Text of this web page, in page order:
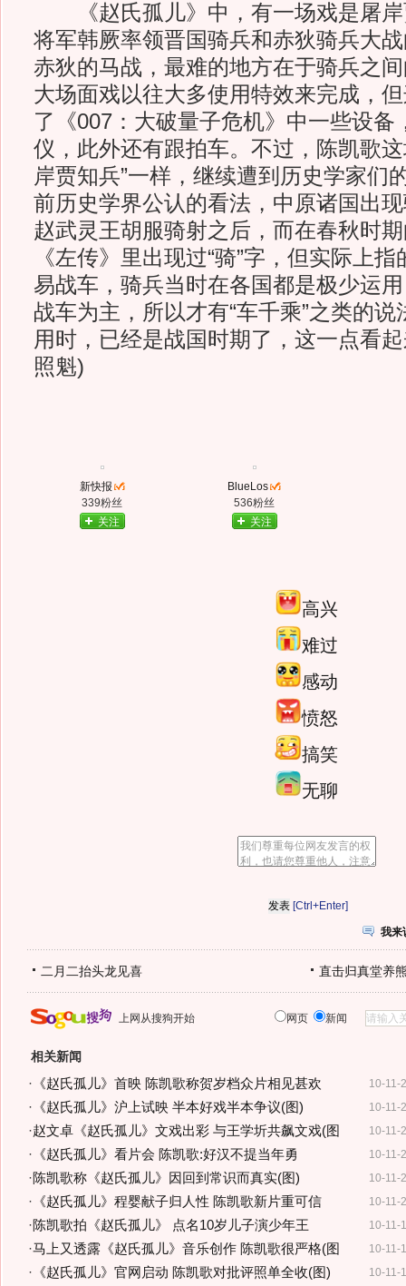
《赵氏孤儿》中，有一场戏是屠岸
将军韩厥率领晋国骑兵和赤狄骑兵大
赤狄的马战，最难的地方在于骑兵之
大场面戏以往大多使用特效来完成，
了《007：大破量子危机》中一些设备
仪，此外还有跟拍车。不过，陈凯歌
岸贾知兵”一样，继续遭到历史学家们
前历史学界公认的看法，中原诸国出
赵武灵王胡服骑射之后，而在春秋时
《左传》里出现过“骑”字，但实际上
易战车，骑兵当时在各国都是极少运
战车为主，所以才有“车千乘”之类的
用时，已经是战国时期了，这一点看
照魁)
新快报
339粉丝
关注
BlueLos
536粉丝
关注
高兴
难过
感动
愤怒
搞笑
无聊
[Ctrl+Enter]
我来
二月二抬头龙见喜 直击归真堂养
上网从搜狗开始 网页 新闻
相关新闻
10-11-
· 《赵氏孤儿》首映 陈凯歌称贺岁档众片相见甚欢
10-11-
· 《赵氏孤儿》沪上试映 半本好戏半本争议(图)
10-11-
·赵文卓《赵氏孤儿》文戏出彩 与王学圻共飙文戏(图
10-11-
· 《赵氏孤儿》看片会 陈凯歌:好汉不提当年勇
10-11-
·陈凯歌称《赵氏孤儿》因回到常识而真实(图)
10-11-
· 《赵氏孤儿》程婴献子归人性 陈凯歌新片重可信
10-11-
·陈凯歌拍《赵氏孤儿》 点名10岁儿子演少年王
10-11-
·马上又透露《赵氏孤儿》音乐创作 陈凯歌很严格(图
10-11-
· 《赵氏孤儿》官网启动 陈凯歌对批评照单全收(图)